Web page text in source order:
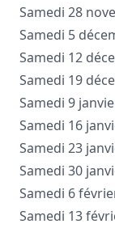
Samedi 28
Samedi 5
Samedi 12
Samedi 19
Samedi 9
Samedi 16
Samedi 23
Samedi 30
Samedi 6
Samedi 13